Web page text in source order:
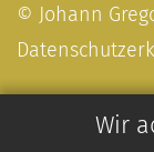
Wir
© Johann